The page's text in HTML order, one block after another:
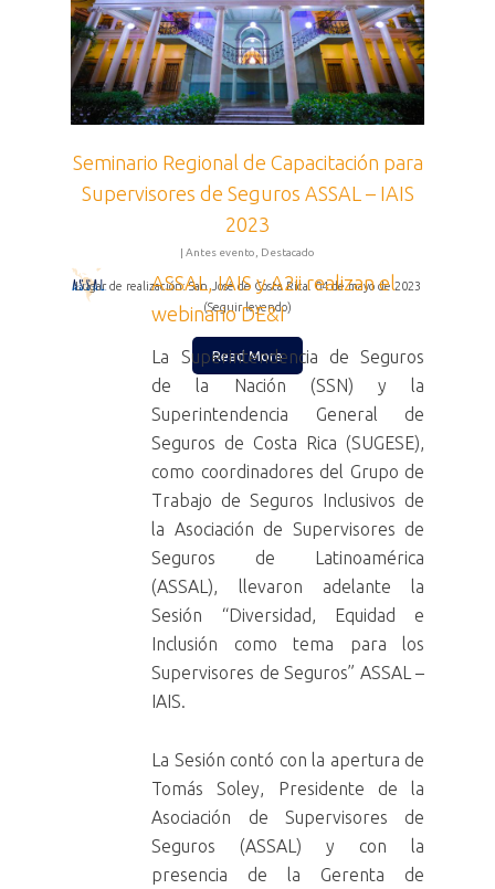
Seminario Regional de Capacitación para
Supervisores de Seguros ASSAL – IAIS
2023
| Antes evento Destacado
Lugar de realización: San José de Costa Rica. 04 de mayo de 2023
(Seguir leyendo)
Read More
ASSAL, IAIS y A2ii realizan el
webinario DE&I
La Superintendencia de Seguros
de la Nación (SSN) y la
Superintendencia General de
Seguros de Costa Rica (SUGESE),
como coordinadores del Grupo de
Trabajo de Seguros Inclusivos de
la Asociación de Supervisores de
Seguros de Latinoamérica
(ASSAL), llevaron adelante la
Sesión “Diversidad, Equidad e
Inclusión como tema para los
Supervisores de Seguros” ASSAL –
IAIS.
La Sesión contó con la apertura de
Tomás Soley, Presidente de la
Asociación de Supervisores de
Seguros (ASSAL) y con la
presencia de la Gerenta de